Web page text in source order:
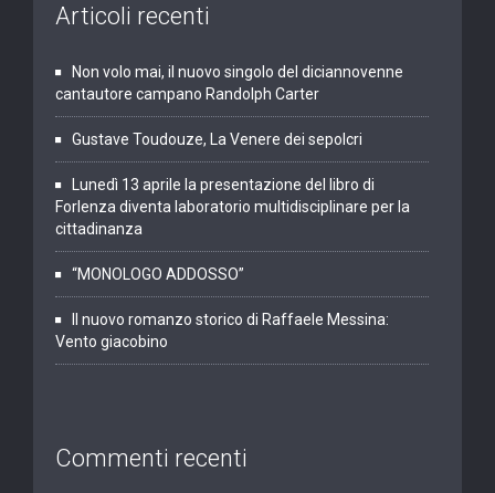
Articoli recenti
Non volo mai, il nuovo singolo del diciannovenne
cantautore campano Randolph Carter
Gustave Toudouze, La Venere dei sepolcri
Lunedì 13 aprile la presentazione del libro di
Forlenza diventa laboratorio multidisciplinare per la
cittadinanza
“MONOLOGO ADDOSSO”
Il nuovo romanzo storico di Raffaele Messina:
Vento giacobino
Commenti recenti